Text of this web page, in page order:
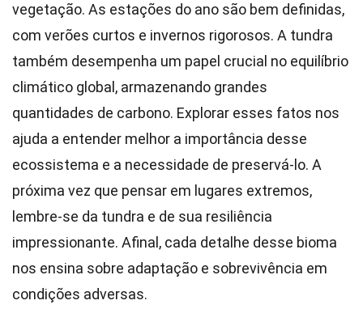
vegetação. As estações do ano são bem definidas,
com verões curtos e invernos rigorosos. A tundra
também desempenha um papel crucial no equilíbrio
climático global, armazenando grandes
quantidades de carbono. Explorar esses fatos nos
ajuda a entender melhor a importância desse
ecossistema e a necessidade de preservá-lo. A
próxima vez que pensar em lugares extremos,
lembre-se da tundra e de sua resiliência
impressionante. Afinal, cada detalhe desse bioma
nos ensina sobre adaptação e sobrevivência em
condições adversas.